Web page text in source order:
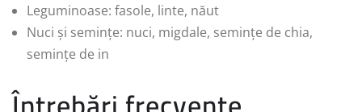
Leguminoase: fasole, linte, năut
Nuci și semințe: nuci, migdale, semințe de chia,
semințe de in